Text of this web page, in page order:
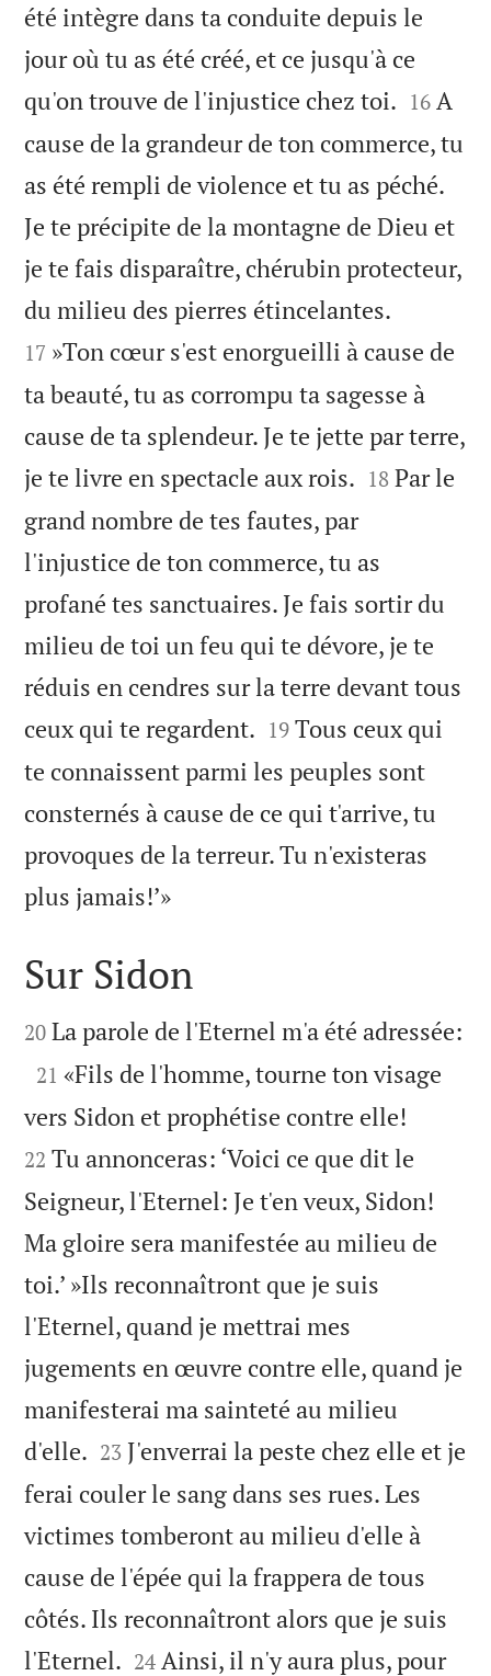
été intègre dans ta conduite depuis le
jour où tu as été créé, et ce jusqu'à ce
qu'on trouve de l'injustice chez toi. 

16 A
cause de la grandeur de ton commerce, tu
as été rempli de violence et tu as péché.
Je te précipite de la montagne de Dieu et
je te fais disparaître, chérubin protecteur,
du milieu des pierres étincelantes.
17 »Ton cœur s'est enorgueilli à cause de
ta beauté, tu as corrompu ta sagesse à
cause de ta splendeur. Je te jette par terre,
je te livre en spectacle aux rois. 

18 Par le
grand nombre de tes fautes, par
l'injustice de ton commerce, tu as
profané tes sanctuaires. Je fais sortir du
milieu de toi un feu qui te dévore, je te
réduis en cendres sur la terre devant tous
ceux qui te regardent. 

19 Tous ceux qui
te connaissent parmi les peuples sont
consternés à cause de ce qui t'arrive, tu
provoques de la terreur. Tu n'existeras
plus jamais!’»

Sur Sidon

20 La parole de l'Eternel m'a été adressée:

21 «Fils de l'homme, tourne ton visage
vers Sidon et prophétise contre elle!
22 Tu annonceras: ‘Voici ce que dit le
Seigneur, l'Eternel: Je t'en veux, Sidon!
Ma gloire sera manifestée au milieu de
toi.’ »Ils reconnaîtront que je suis
l'Eternel, quand je mettrai mes
jugements en œuvre contre elle, quand je
manifesterai ma sainteté au milieu
d'elle. 

23 J'enverrai la peste chez elle et je
ferai couler le sang dans ses rues. Les
victimes tomberont au milieu d'elle à
cause de l'épée qui la frappera de tous
côtés. Ils reconnaîtront alors que je suis
l'Eternel. 

24 Ainsi, il n'y aura plus, pour